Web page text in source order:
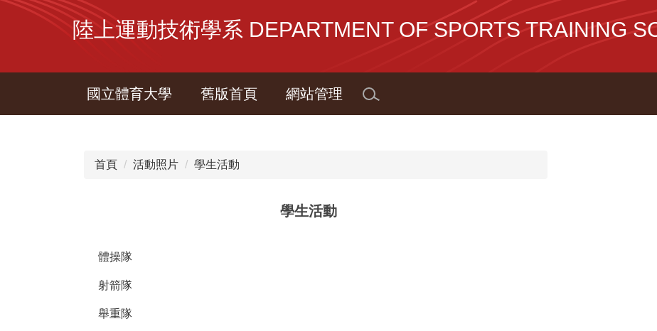
區
陸上運動技術學系 DEPARTMENT OF SPORTS TRAINING
國立體育大學 舊版首頁 網站管理
首頁 活動照片 學生活動
學生活動
體操隊
射箭隊
舉重隊